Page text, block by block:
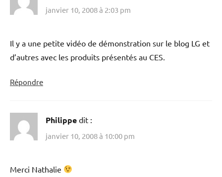
janvier 10, 2008 à 2:03 pm
Il y a une petite vidéo de démonstration sur le blog LG et
d’autres avec les produits présentés au CES.
Répondre
Philippe dit :
janvier 10, 2008 à 10:00 pm
Merci Nathalie